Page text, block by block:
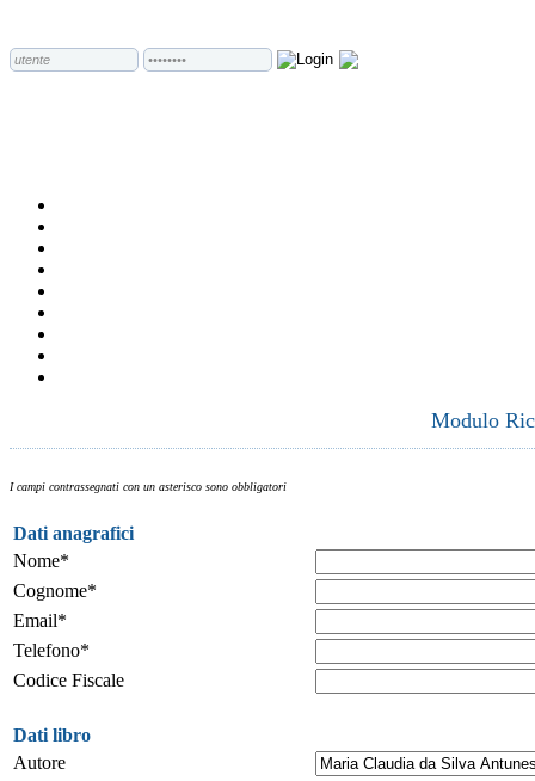
Modulo
I campi contrassegnati con un asterisco sono obbligatori
Dati anagrafici
Nome*
Cognome*
Email*
Telefono*
Codice Fiscale
Dati libro
Autore